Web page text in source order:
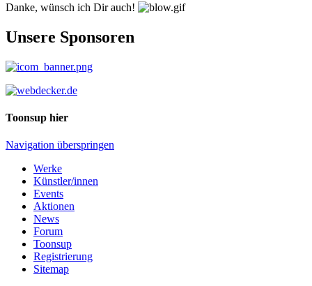
Danke, wünsch ich Dir auch!
Unsere Sponsoren
Toonsup hier
Navigation überspringen
Werke
Künstler/innen
Events
Aktionen
News
Forum
Toonsup
Registrierung
Sitemap